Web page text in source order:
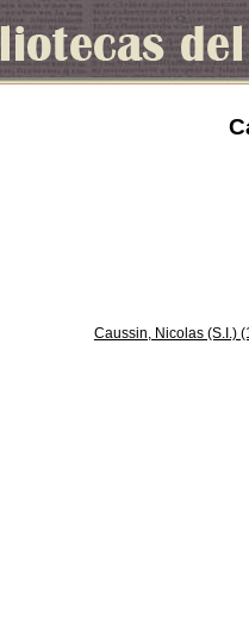
Caussin, Nicolas (S.I.)